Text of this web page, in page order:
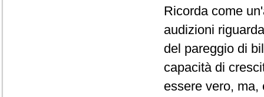
Ricorda come
audizioni
del pareggio di
capacità di
essere vero, ma,